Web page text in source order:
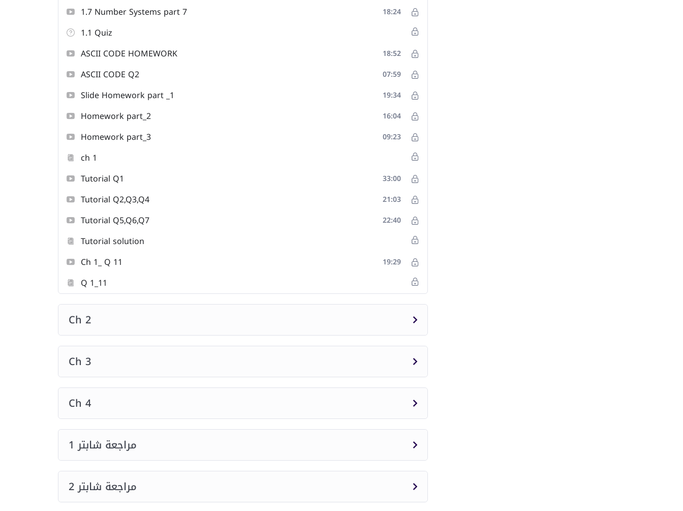
1.7 Number Systems part 7 18:24
1.1 Quiz
ASCII CODE HOMEWORK
18:52
ASCII CODE Q2 07:59
Slide Homework part _1 19:34
Homework part_2 16:04
Homework part_3 09:23
ch 1
Tutorial Q1
33:00
Tutorial Q2,Q3,Q4 21:03
Tutorial Q5,Q6,Q7 22:40
Tutorial solution
Ch 1_ Q 11
19:29
Q 1_11
Ch 2
Ch 3
Ch 4
مراجعة شابتر 1
مراجعة شابتر 2